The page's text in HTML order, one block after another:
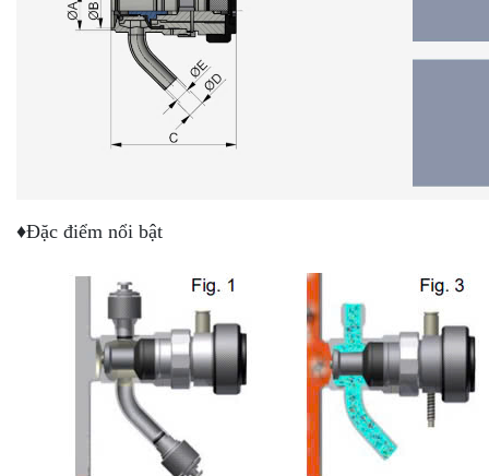
♦Đặc điểm nổi bật